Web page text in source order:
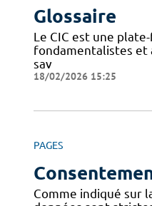
Glossaire
Le CIC est une
fondamentalistes et
sav
18/02/2026 15:25
PAGES
Comme indiqué sur